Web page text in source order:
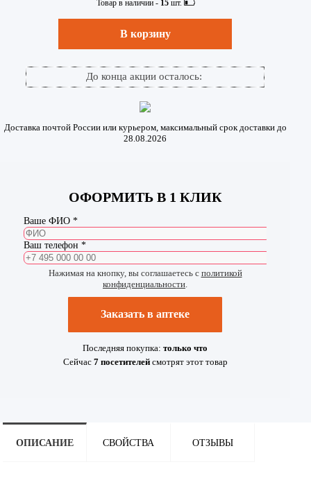
Товар в наличии - 15шт.
В корзину
До конца акции осталось:
Доставка почтой России или курьером, максимальный срок доставки до
28.08.2026
ОФОРМИТЬ В 1 КЛИК
Ваше ФИО *
Ваш телефон *
Нажимая на кнопку, вы соглашаетесь с политикой
конфиденциальности.
Заказать в аптеке
Последняя покупка: только что
Сейчас 7 посетителей смотрятэтот товар
ОПИСАНИЕ СВОЙСТВА ОТЗЫВЫ